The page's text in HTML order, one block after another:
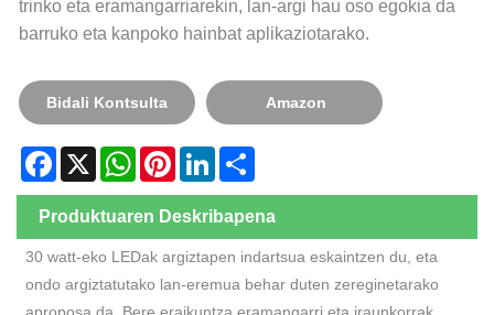
trinko eta eramangarriarekin, lan-argi hau oso egokia da
barruko eta kanpoko hainbat aplikaziotarako.
Bidali Kontsulta Amazon
Facebook
X WhatsApp
PinterestLinkedIn
Produktuaren Deskribapena
30 watt-eko LEDak argiztapen indartsua eskaintzen du, eta
ondo argiztatutako lan-eremua behar duten zereginetarako